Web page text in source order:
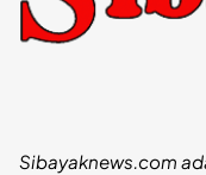
Sibayaknews.com